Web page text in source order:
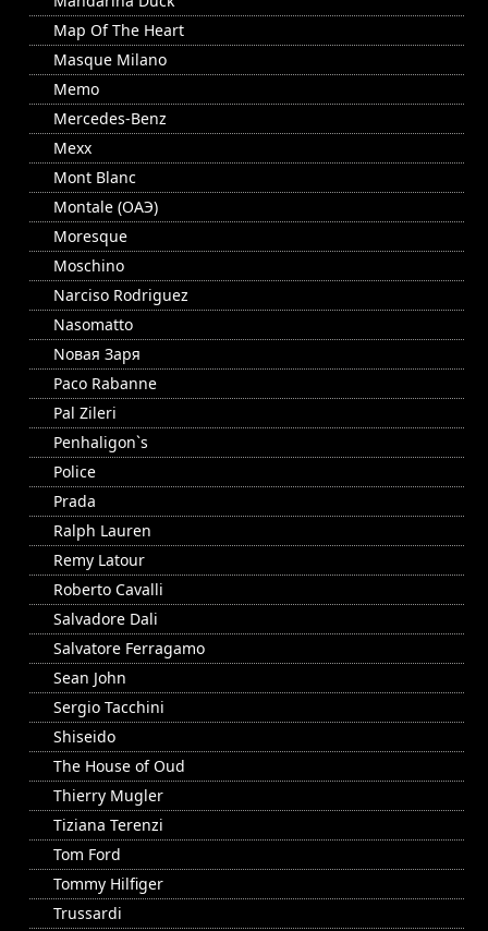
Map Of The Heart
Masque Milano
Memo
Mercedes-Benz
Mexx
Mont Blanc
Montale (ОАЭ)
Moresque
Moschino
Narciso Rodriguez
Nasomatto
Nовая Заря
Paco Rabanne
Pal Zileri
Penhaligon`s
Police
Prada
Ralph Lauren
Remy Latour
Roberto Cavalli
Salvadore Dali
Salvatore Ferragamo
Sean John
Sergio Tacchini
Shiseido
The House of Oud
Thierry Mugler
Tiziana Terenzi
Tom Ford
Tommy Hilfiger
Trussardi